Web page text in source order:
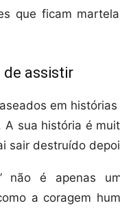
que ficam
de assistir
em
sua história é
sair destruído
não é apenas
a coragem